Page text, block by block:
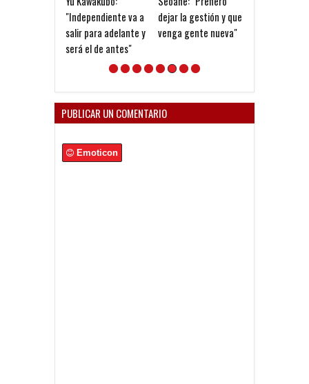
"Independiente va a
salir para adelante y
será el de antes"
dejar la gestión y que
venga gente nueva"
PUBLICAR UN COMENTARIO
Emoticon